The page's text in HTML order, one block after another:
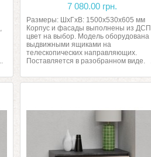
7 080.00 грн.
Размеры: ШхГхВ: 1500х530х605 мм
Корпус и фасады выполнены из ДСП,
цвет на выбор. Модель оборудована
выдвижными ящиками на
телескопических направляющих.
Поставляется в разобранном виде. ..